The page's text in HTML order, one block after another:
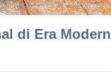
di Era Modern